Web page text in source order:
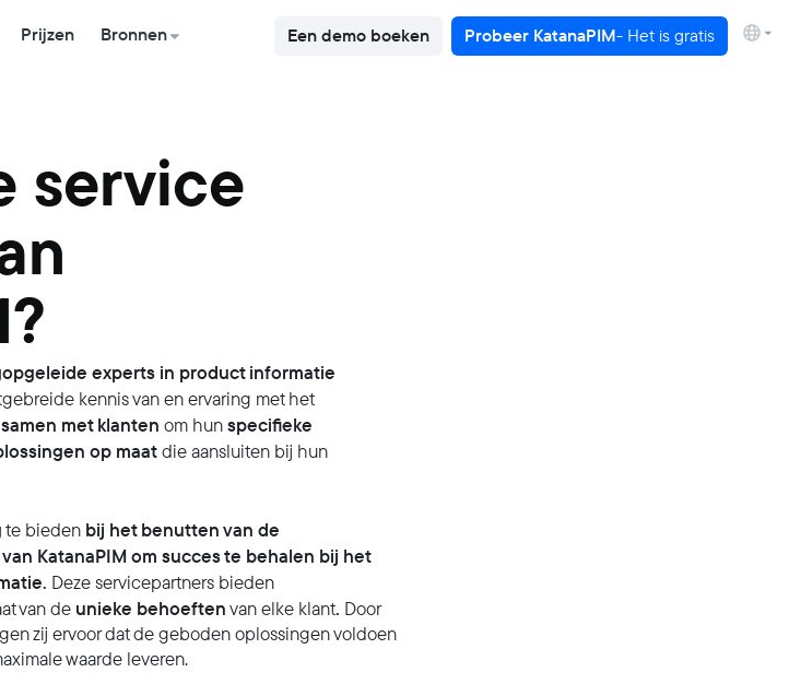
Prijzen Bronnen Een demo boeken Probeer KatanaPIM- Het is gratis
service
experts in product informatie
kennis van en ervaring met het
met klanten om hunspecifieke
op maatdie aansluiten bij hun
te bieden bij het benutten van de
KatanaPIM om succes te behalen bij het
Deze servicepartners bieden
van de unieke behoeftenvan elke klant. Door
zij ervoor dat de geboden oplossingen voldoen
waarde leveren.